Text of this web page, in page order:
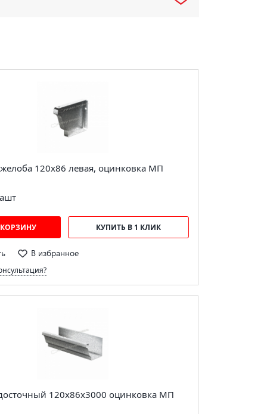
120х86 левая, оцинковка МП
шт
КУПИТЬ В 1 КЛИК
В избранное
120х86х3000 оцинковка МП